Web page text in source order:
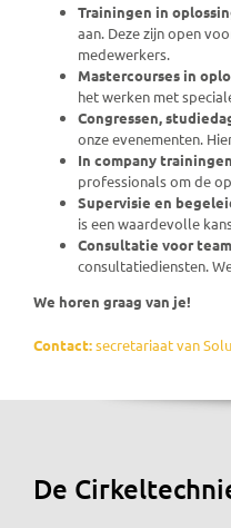
Trainingen in
aan. Deze zijn open
medewerkers.
Mastercourses in
het werken met
Congressen,
onze evenementen.
In company
professionals om de
Supervisie en
is een waardevolle
Consultatie voor
consultatiediensten.
We horen graag van je!
Contact:secretariaat van
De